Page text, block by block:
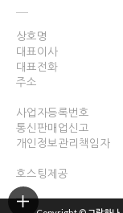
상호명
대표이사
대표전화
주소
사업자등록번호
통신판매업신고
개인정보관리책임자
호스팅제공